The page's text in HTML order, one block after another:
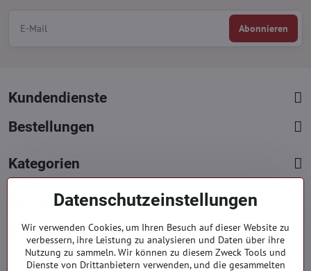
Abonnieren
Kundendienste
Bestellungen
Kategorien
Kontakte
+421 919 060 751
Mont. - Freit. : 9:00 - 15:00 hod.
info​​@everlady​​.eu
Datenschutzeinstellungen
Wir verwenden Cookies, um Ihren Besuch auf dieser Website zu
verbessern, ihre Leistung zu analysieren und Daten über ihre
Nutzung zu sammeln. Wir können zu diesem Zweck Tools und
Dienste von Drittanbietern verwenden, und die gesammelten